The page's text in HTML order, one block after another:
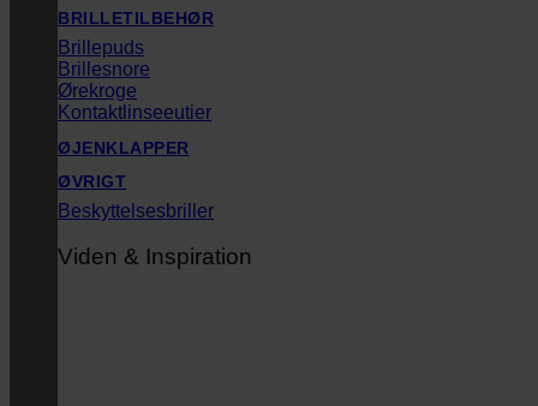
BRILLETILBEHØR
Brillepuds
Brillesnore
Ørekroge
Kontaktlinseeutier
ØJENKLAPPER
ØVRIGT
Beskyttelsesbriller
Viden & Inspiration